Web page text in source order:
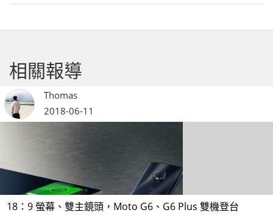
相關報導
Thomas
2018-06-11
18：9 螢幕、雙主鏡頭，Moto G6、G6 Plus 雙機登台